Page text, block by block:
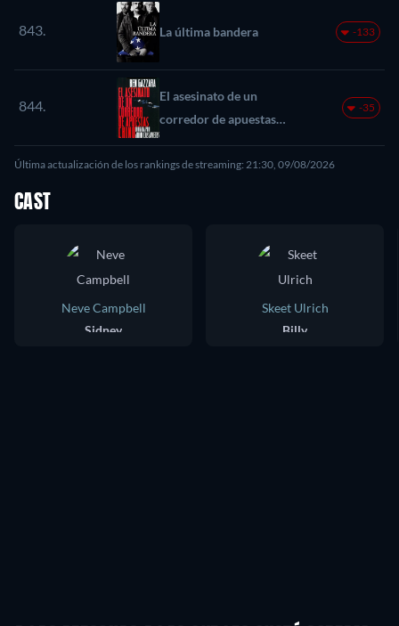
843. La última bandera -133
844.
El asesinato de un
corredor de apuestas
chino
-35
Última actualización de los rankings de streaming: 21:30, 09/08/2026
CAST
Neve Campbell
Sidney
Skeet Ulrich
Billy